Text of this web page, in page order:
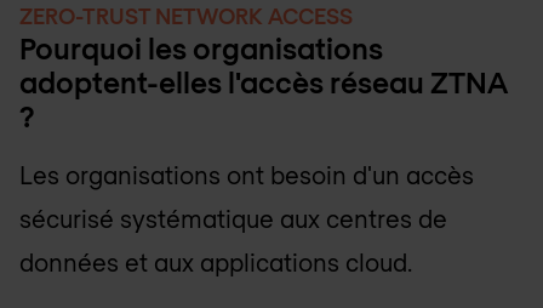
ZERO-TRUST NETWORK ACCESS
Pourquoi les organisations
adoptent-elles l'accès réseau ZTNA
?
Les organisations ont besoin d'un accès
sécurisé systématique aux centres de
données et aux applications cloud.